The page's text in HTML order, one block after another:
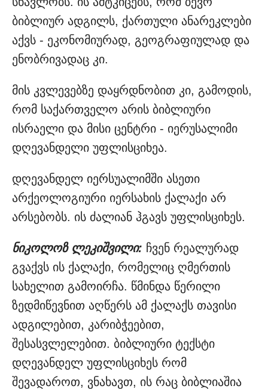
ბიბლიურ ადგილს, ქართული ანარეკლები
აქვს - ეკონომიურად, გეოგრაფიულად და
ენობრივადაც კი.
მის კვლევებზე დაყრდნობით კი, გამოდის,
რომ საქართველო არის ბიბლიური
ისრაელი და მისი ცენტრი - იერუსალიმი
დღევანდელი უფლისციხეა.
დღევანდელ იერსუალიმში ასეთი
არქეოლოგიური იერსახის ქალაქი არ
არსებობს. ის ძალიან ჰგავს უფლისციხეს.
ნიკოლოზ ლეკიშვილი: ჩვენ რეალურად
გვაქვს ის ქალაქი, რომელიც ღმერთის
სახელით გამოირჩა. წმინდა წერილი
ზედმიწევნით აღწერს ამ ქალაქს თავისი
ადგილებით, კარიბჭეებით,
შესასვლელებით. ბიბლიური ტექსტი
დღევანდელ უფლისციხეს რომ
შევადაროთ, ვნახავთ, ის რაც ბიბლიაშია